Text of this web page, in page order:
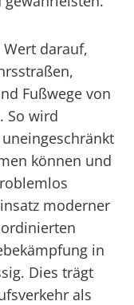
darauf,
Fußwege von
So wird
können und
moderner
in
Dies trägt
als